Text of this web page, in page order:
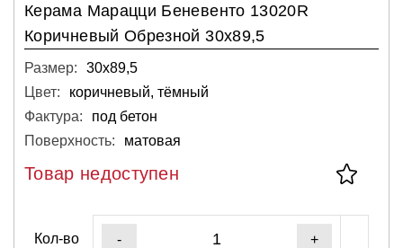
Керама Марацци Беневенто 13020R
Коричневый Обрезной 30х89,5
Размер:
30х89,5
Цвет:
коричневый, тёмный
Фактура:
под бетон
Поверхность:
матовая
Товар недоступен
Кол-во - +